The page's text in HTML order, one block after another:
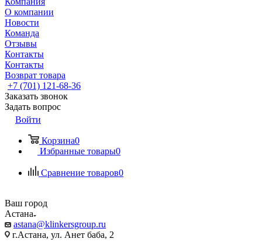
О компании
Новости
Команда
Отзывы
Контакты
Контакты
Возврат товара
+7 (701) 121-68-36
Заказать звонок
Задать вопрос
Войти
Корзина0
Избранные товары0
Сравнение товаров0
Ваш город
Астана
astana@klinkersgroup.ru
г.Астана, ул. Анет баба, 2